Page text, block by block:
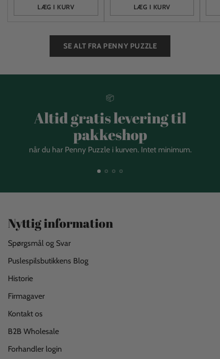
LÆG I KURV
Antal
LÆG I KURV
Antal
SE ALT FRA PENNY PUZZLE
Altid gratis levering til
pakkeshop
når du har Penny Puzzle i kurven. Intet minimum.
Nyttig information
Spørgsmål og Svar
Puslespilsbutikkens Blog
Historie
Firmagaver
Kontakt os
B2B Wholesale
Forhandler login